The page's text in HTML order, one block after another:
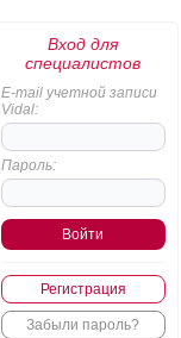
Вход для
специалистов
E-mail учетной записи
Vidal:
Пароль:
Регистрация
Забыли пароль?